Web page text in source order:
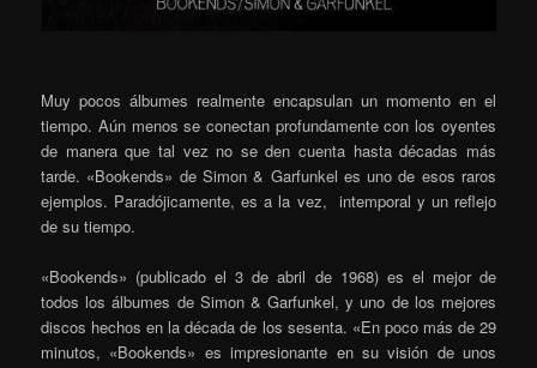
Muy pocos álbumes realmente encapsulan un momento en el
tiempo. Aún menos se conectan profundamente con los oyentes
de manera que tal vez no se den cuenta hasta décadas más
tarde. «Bookends» de Simon & Garfunkel es uno de esos raros
ejemplos. Paradójicamente, es a la vez, intemporal y un reflejo
de su tiempo.
«Bookends» (publicado el 3 de abril de 1968) es el mejor de
todos los álbumes de Simon & Garfunkel, y uno de los mejores
discos hechos en la década de los sesenta. «En poco más de 29
minutos, «Bookends» es impresionante en su visión de unos